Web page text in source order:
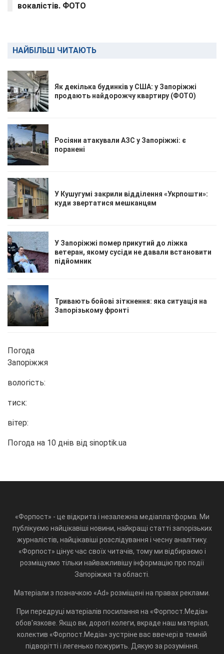
вокалістів. ФОТО
НАЙБІЛЬШ ЧИТАЮТЬ
Як декілька будинків у США: у Запоріжжі
продають найдорожчу квартиру (ФОТО)
Росіяни атакували АЗС у Запоріжжі: є
поранені
У Кушугумі закрили відділення «Укрпошти»:
куди звертатися мешканцям
У Запоріжжі помер прикутий до ліжка
ветеран, якому сусіди не давали встановити
підйомник
Тривають бойові зіткнення: яка ситуація на
Запорізькому фронті
Погода
Запоріжжя
вологість:
тиск:
вітер:
Погода на 10 днів від sinoptik.ua
«Форпост» - це відкрита і незалежна медіаплатформа. Ми
публікуємо найцікавіші новини, найкращі статті запорізьких
журналістів, найцікавіші розслідування і чесну аналітику.
«Форпост» цінує час своїх читачів, тому ми відбираємо і
розміщуємо тільки найважливішу інформацію про події
Запоріжжя та області.
Матеріали з позначкою «Ad» розміщені на правах реклами.
При передруці матеріалів посилання на «Форпост.Медіа»
обов'язкове. Якщо ви, дорогі колеги, вкраде наш матеріал,
колектив «Форпост.Медіа» зустріне вас ввечері в темній
підворітті і легенько пожурить. Дякую за розуміння.